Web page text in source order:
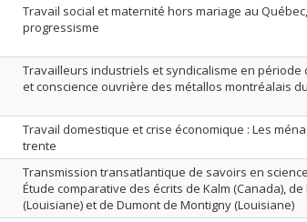
Travail social et maternité hors mariage au
progressisme
Travailleurs industriels et syndicalisme en
et conscience ouvrière des métallos montréalais
Travail domestique et crise économique : Les
trente
Transmission transatlantique de savoirs en
Étude comparative des écrits de Kalm (Canada),
(Louisiane) et de Dumont de Montigny (Louisiane)